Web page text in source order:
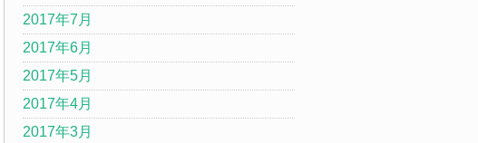
2017年7月
2017年6月
2017年5月
2017年4月
2017年3月